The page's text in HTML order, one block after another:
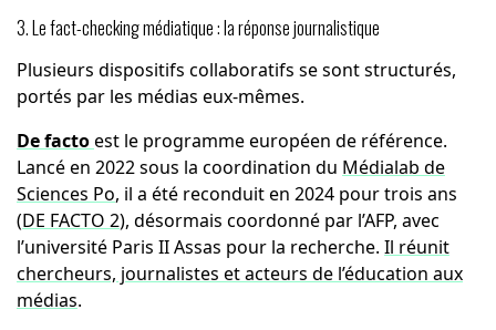
3. Le fact-checking médiatique : la réponse journalistique
Plusieurs dispositifs collaboratifs se sont structurés,
portés par les médias eux-mêmes.
De factoest le programme européen de référence.
Lancé en 2022 sous la coordination du Médialab de
Sciences Po, il a été reconduit en 2024 pour trois ans
(DE FACTO 2), désormais coordonné par l’AFP, avec
l’université Paris II Assas pour la recherche. Il réunit
chercheurs, journalistes et acteurs de l’éducation aux
médias.